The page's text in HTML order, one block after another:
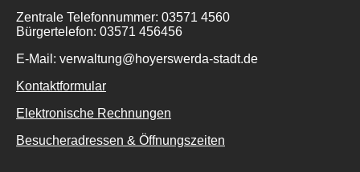
Zentrale Telefonnummer: 03571 4560
Bürgertelefon: 03571 456456
E-Mail: verwaltung@hoyerswerda-stadt.de
Kontaktformular
Elektronische Rechnungen
Besucheradressen & Öffnungszeiten